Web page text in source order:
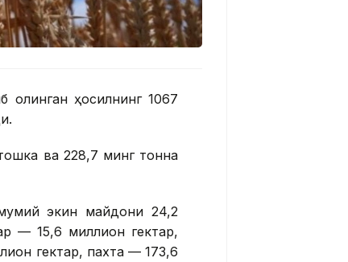
олинган ҳосилнинг 1067
ва 228,7 минг тонна
экин майдони 24,2
— 15,6 миллион гектар,
гектар, пахта — 173,6